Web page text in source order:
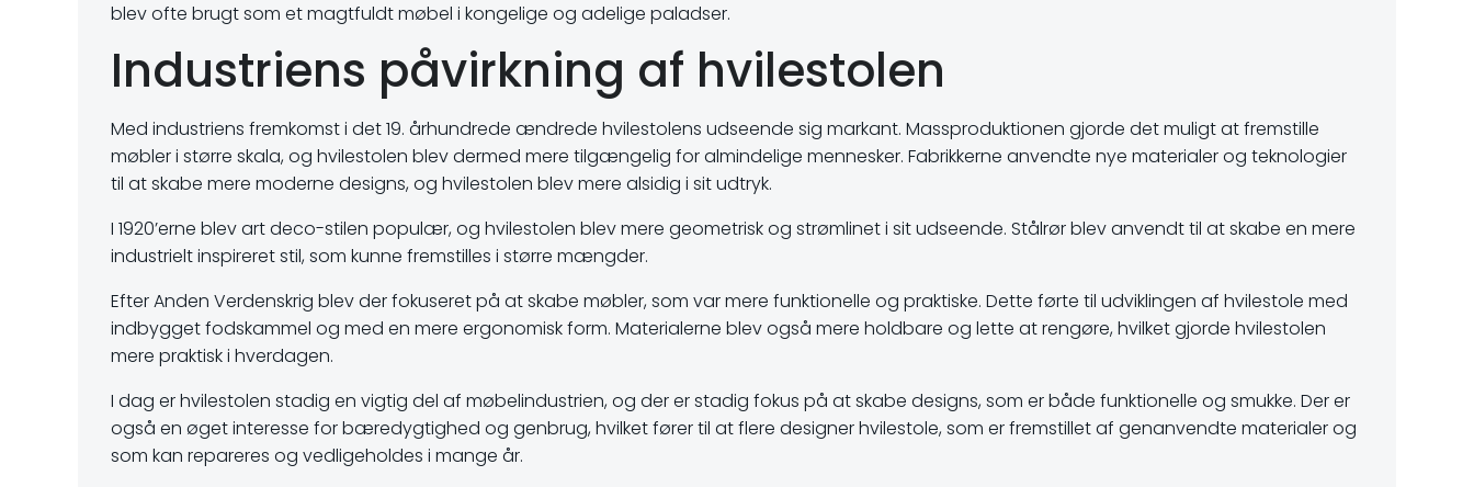
blev ofte brugt som et magtfuldt møbel i kongelige og adelige paladser.
Industriens påvirkning af hvilestolen
Med industriens fremkomst i det 19. århundrede ændrede hvilestolens udseende sig markant. Massproduktionen gjorde det muligt at fremstille
møbler i større skala, og hvilestolen blev dermed mere tilgængelig for almindelige mennesker. Fabrikkerne anvendte nye materialer og teknologier
til at skabe mere moderne designs, og hvilestolen blev mere alsidig i sit udtryk.
I 1920’erne blev art deco-stilen populær, og hvilestolen blev mere geometrisk og strømlinet i sit udseende. Stålrør blev anvendt til at skabe en mere
industrielt inspireret stil, som kunne fremstilles i større mængder.
Efter Anden Verdenskrig blev der fokuseret på at skabe møbler, som var mere funktionelle og praktiske. Dette førte til udviklingen af hvilestole med
indbygget fodskammel og med en mere ergonomisk form. Materialerne blev også mere holdbare og lette at rengøre, hvilket gjorde hvilestolen
mere praktisk i hverdagen.
I dag er hvilestolen stadig en vigtig del af møbelindustrien, og der er stadig fokus på at skabe designs, som er både funktionelle og smukke. Der er
også en øget interesse for bæredygtighed og genbrug, hvilket fører til at flere designer hvilestole, som er fremstillet af genanvendte materialer og
som kan repareres og vedligeholdes i mange år.